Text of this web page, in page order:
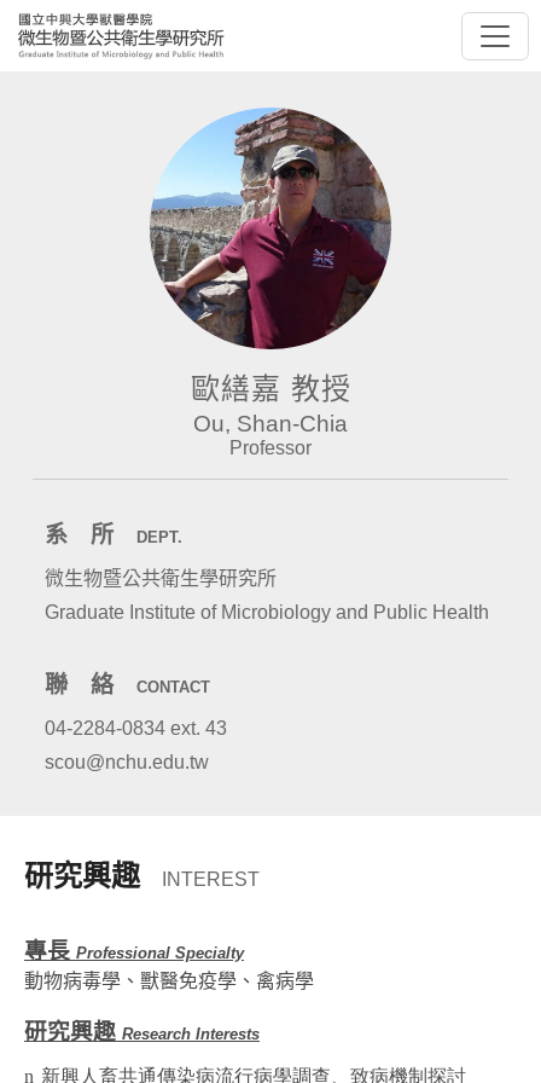
歐繕嘉 教授
Ou, Shan-Chia
Professor
系 所 DEPT.
微生物暨公共衛生學研究所
Graduate Institute of Microbiology and Public Health
聯 絡 CONTACT
04-2284-0834 ext. 43
scou@nchu.edu.tw
研究興趣 INTEREST